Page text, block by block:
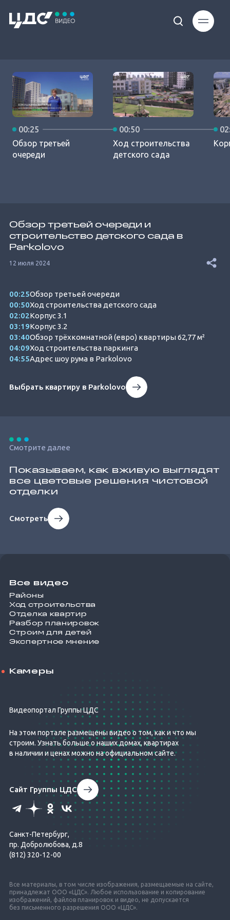
00:25
Обзор третьей
очереди
00:50
Ход строительства
детского сада
Обзор третьей очереди и
строительство детского сада в
Parkolovо
12 июля 2024
00:25Обзор третьей очереди
00:50Ход строительства детского сада
02:02Корпус 3.1
03:19Корпус 3.2
03:40Обзор трёхкомнатной (евро) квартиры 62,77 м²
04:09Ход строительства паркинга
04:55Адрес шоу рума в Parkolovo
Выбрать квартиру в Parkolovo
Смотрите далее
Показываем, как вживую выглядят
все цветовые решения чистовой
отделки
Смотреть
Все видео
Районы
Ход строительства
Отделка квартир
Разбор планировок
Строим для детей
Экспертное мнение
Камеры
Видеопортал Группы ЦДС
На этом портале размещены видео о том, как и что мы
строим. Узнать больше о наших домах, квартирах
в наличии и ценах можно на официальном сайте.
Все материалы, в том числе изображения, размещаемые на сайте,
принадлежат ООО «ЦДС». Любое использование и копирование
изображений, файлов планировок и видео, не допускается
без письменного разрешения ООО «ЦДС».
Сайт Группы ЦДС
Санкт-Петербург,
пр. Добролюбова, д.8
(812) 320-12-00